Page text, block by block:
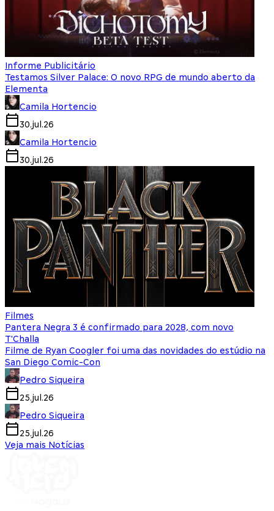
Informe Publicitário
Testamos Silver Palace: O novo RPG de mundo aberto da
Elementa
Camila Hortencio
30.jul.26
Camila Hortencio
30.jul.26
Filmes
Pantera Negra 3 é confirmado para 2028, com novo
T'Challa
Filme de Ryan Coogler foi uma das novidades do estúdio na
San Diego Comic-Con
Pedro Siqueira
25.jul.26
Pedro Siqueira
25.jul.26
Veja mais Notícias